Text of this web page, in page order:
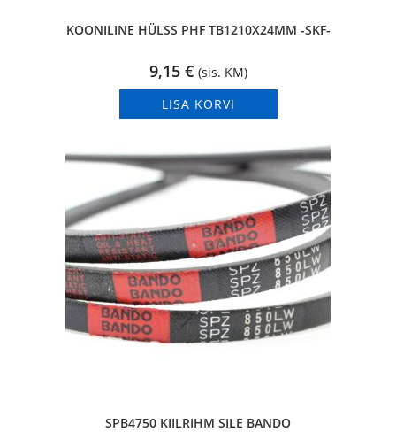
KOONILINE HÜLSS PHF TB1210X24MM -SKF-
9,15 € (sis. KM)
LISA KORVI
SPB4750 KIILRIHM SILE BANDO